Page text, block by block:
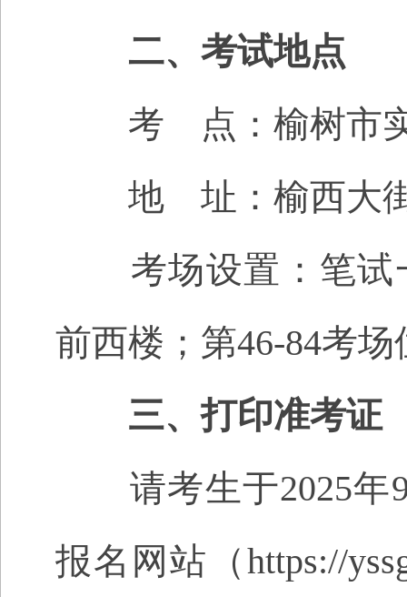
二、 考试地点
考
点：榆树市
地 址：榆西大街
考场设置：笔试一
前西楼；第46-84考
三、打印准考证
请考生于2025年9
报名网站（https://